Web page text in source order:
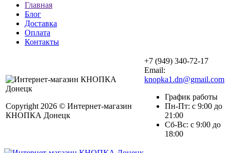
Главная
Блог
Доставка
Оплата
Контакты
Copyright 2026 © Интернет-магазин
КНОПКА Донецк
+7 (949) 340-72-17
Email:
knopka1.dn@gmail.com
График работы
Пн-Пт: с 9:00 до
21:00
Сб-Вс: с 9:00 до
18:00